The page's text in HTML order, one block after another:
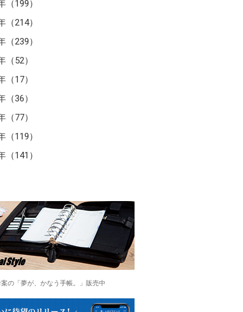
（199）
（214）
（239）
（52）
（17）
（36）
（77）
（119）
（141）
の「夢が、かなう手帳。」販売中